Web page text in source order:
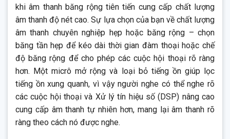
khi âm thanh băng rộng tiên tiến cung cấp chất lượng
âm thanh độ nét cao. Sự lựa chọn của bạn về chất lượng
âm thanh chuyên nghiệp hẹp hoặc băng rộng – chọn
băng tần hẹp để kéo dài thời gian đàm thoại hoặc chế
độ băng rộng để cho phép các cuộc hội thoại rõ ràng
hơn. Một micrô mở rộng và loại bỏ tiếng ồn giúp lọc
tiếng ồn xung quanh, vì vậy người nghe có thể nghe rõ
các cuộc hội thoại và Xử lý tín hiệu số (DSP) nâng cao
cung cấp âm thanh tự nhiên hơn, mang lại âm thanh rõ
ràng theo cách nó được nghe.